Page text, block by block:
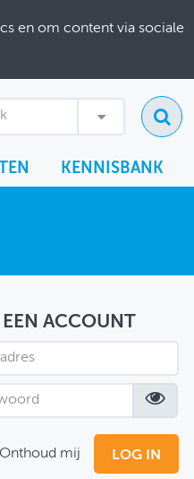
en om content via sociale
KENNISBANK
EEN ACCOUNT
Onthoud mij